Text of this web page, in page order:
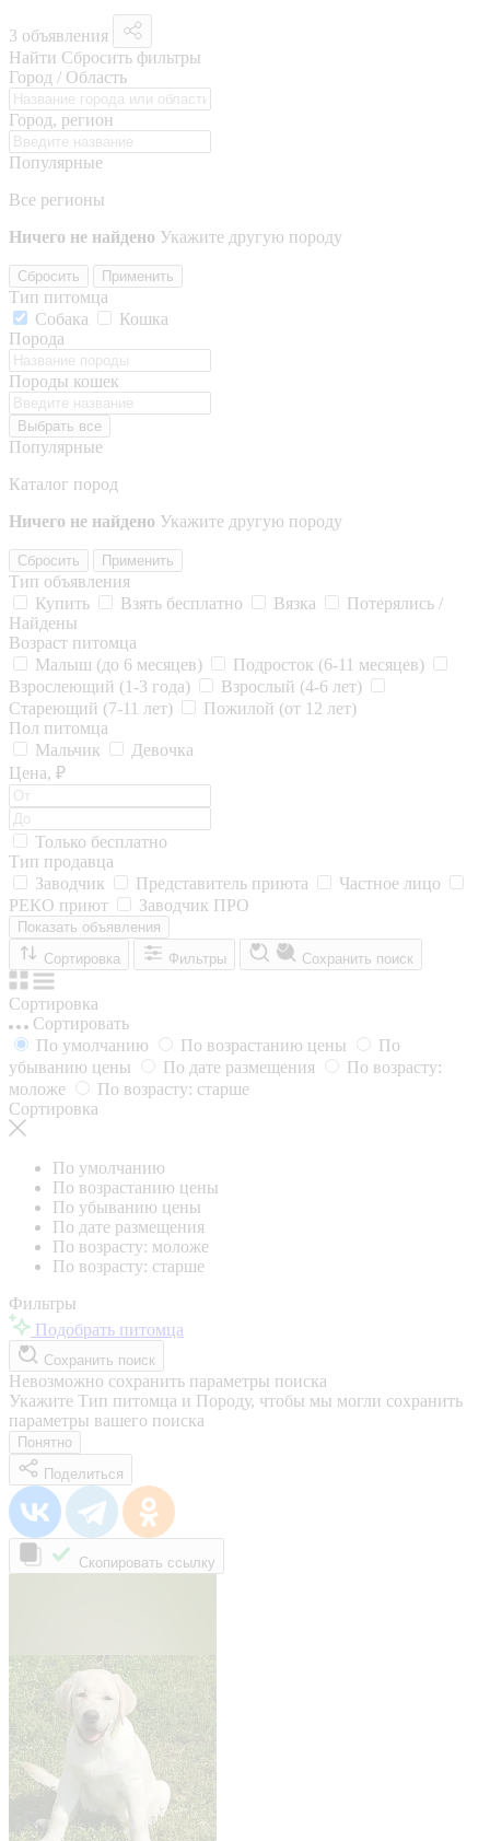
3 объявления
Найти Сбросить фильтры
Город / Область
Город, регион
Популярные
Все регионы
Ничего не найдено Укажите другую породу
Сбросить Применить
Тип питомца
Собака
Кошка
Порода
Породы кошек
Выбрать все
Популярные
Каталог пород
Ничего не найдено Укажите другую породу
Сбросить Применить
Тип объявления
Купить
Взять бесплатно Вязка
Потерялись /
Найдены
Возраст питомца
Малыш (до 6 месяцев)
Подросток (6-11 месяцев)
Взрослеющий (1-3 года)
Взрослый (4-6 лет)
Стареющий (7-11 лет)
Пожилой (от 12 лет)
Пол питомца
Мальчик
Девочка
Цена, ₽
Только бесплатно
Тип продавца
Заводчик
Представитель приюта
Частное лицо
РЕКО приют
Заводчик ПРО
Показать объявления
Сортировка
Фильтры Сохранить поиск
Сортировка
Сортировать
По умолчанию
По возрастанию цены
По
убыванию цены
По дате размещения
По возрасту:
моложе
По возрасту: старше
Сортировка
По умолчанию
По возрастанию цены
По убыванию цены
По дате размещения
По возрасту: моложе
По возрасту: старше
Фильтры
Подобрать питомца
Сохранить поиск
Невозможно сохранить параметры поиска
Укажите Тип питомца и Породу, чтобы мы могли сохранить
параметры вашего поиска
Понятно
Поделиться
Скопировать ссылку